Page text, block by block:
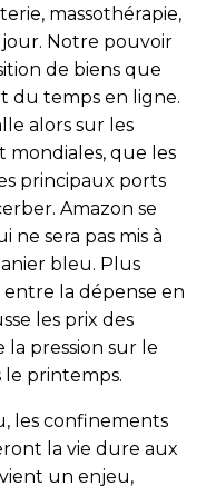
massothérapie,
Notre pouvoir
de biens que
du temps en ligne.
alors sur les
mondiales, que les
principaux ports
Amazon se
sera pas mis à
bleu. Plus
la dépense en
les prix des
la pression sur le
le printemps.
les confinements
la vie dure aux
un enjeu,